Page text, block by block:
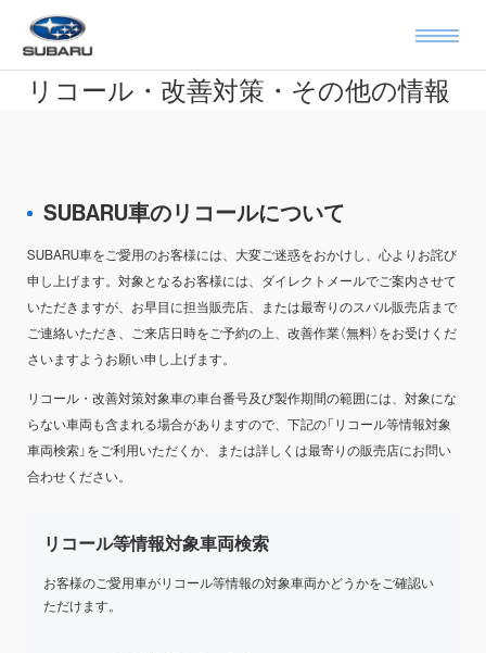
リコール・改善対策・その他の情報
SUBARU車のリコールについて
SUBARU車をご愛用のお客様には、大変ご迷惑をおかけし、心よりお詫び
申し上げます。対象となるお客様には、ダイレクトメールでご案内させて
いただきますが、お早目に担当販売店、または最寄りのスバル販売店まで
ご連絡いただき、ご来店日時をご予約の上、改善作業（無料）をお受けくだ
さいますようお願い申し上げます。
リコール・改善対策対象車の車台番号及び製作期間の範囲には、対象にな
らない車両も含まれる場合がありますので、下記の「リコール等情報対象
車両検索」をご利用いただくか、または詳しくは最寄りの販売店にお問い
合わせください。
リコール等情報対象車両検索
お客様のご愛用車がリコール等情報の対象車両かどうかをご確認い
ただけます。